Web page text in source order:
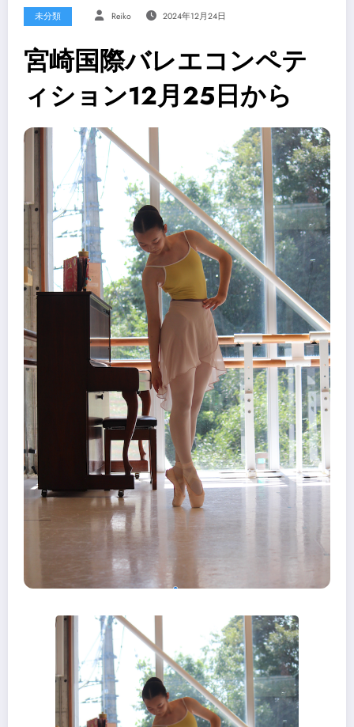
未分類 Reiko 2024年12月24日
宮崎国際バレエコンペテ
ィション12月25日から